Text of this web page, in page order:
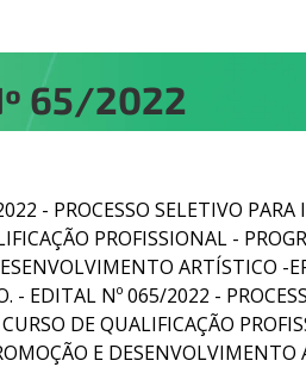
65/2022
- PROCESSO SELETIVO PARA
PROFISSIONAL -
ARTÍSTICO -
- EDITAL Nº 065/2022 -
DE QUALIFICAÇÃO
E DESENVOLVIMENTO